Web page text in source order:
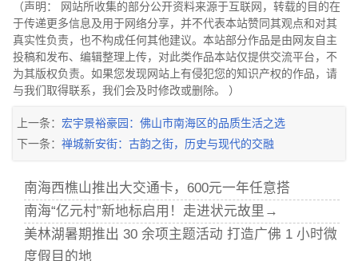
（声明： 网站所收集的部分公开资料来源于互联网，转载的目的在
于传递更多信息及用于网络分享，并不代表本站赞同其观点和对其
真实性负责，也不构成任何其他建议。本站部分作品是由网友自主
投稿和发布、编辑整理上传，对此类作品本站仅提供交流平台，不
为其版权负责。如果您发现网站上有侵犯您的知识产权的作品，请
与我们取得联系，我们会及时修改或删除。 ）
上一条： 宏宇景裕豪园：佛山市南海区的品质生活之选
下一条： 禅城新安街：古韵之街，历史与现代的交融
南海西樵山推出大交通卡，600元一年任意搭
南海“亿元村”新地标启用！走进状元故里→
美林湖暑期推出 30 余项主题活动 打造广佛 1 小时微
度假目的地